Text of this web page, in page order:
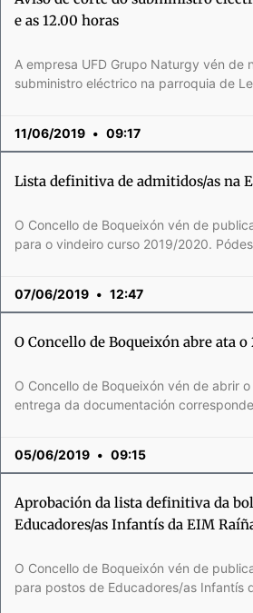
e as 12.00 horas
A empresa UFD Grupo Naturgy vén
subministro eléctrico na parroquia de
11/06/2019 09:17
Lista definitiva de admitidos/as na
O Concello de Boqueixón vén de
para o vindeiro curso 2019/2020.
07/06/2019 12:47
O Concello de Boqueixón abre ata
O Concello de Boqueixón vén de abrir
entrega da documentación
05/06/2019 09:15
Aprobación da lista definitiva da
Educadores/as Infantís da EIM
O Concello de Boqueixón vén de
para postos de Educadores/as Infantís